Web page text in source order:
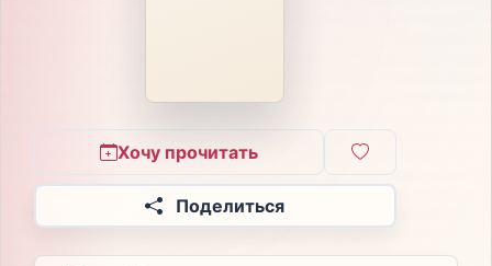
Хочу прочитать
Поделиться